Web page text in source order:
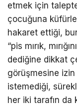
etmek için
çocuğuna
hakaret ettiği,
“pis mırık,
dediğine dikkat
görüşmesine
istemediği,
her iki tarafın da